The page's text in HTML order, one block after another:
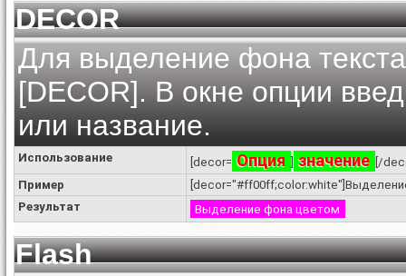
DECOR
Для выделение фона
[DECOR]. В окне опции
или название.
Использование [decor= Опция значение [/
Пример
Результат
Выделение фона цветом
Flash